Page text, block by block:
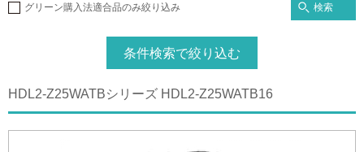
グリーン購入法適合品のみ絞り込み 検索
条件検索で絞り込む
HDL2-Z25WATBシリーズ HDL2-Z25WATB16